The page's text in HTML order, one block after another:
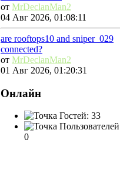
от MrDeclanMan2
04 Авг 2026, 01:08:11
are rooftops10 and sniper_029
connected?
от MrDeclanMan2
01 Авг 2026, 01:20:31
Онлайн
Гостей: 33
0